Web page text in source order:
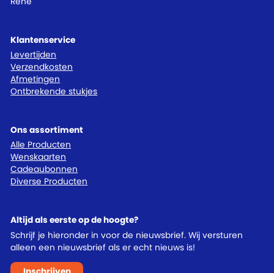
Klantenservice
Levertijden
Verzendkosten
Afmetingen
Ontbrekende stukjes
Ons assortiment
Alle Producten
Wenskaarten
Cadeaubonnen
Diverse Producten
Altijd als eerste op de hoogte?
Schrijf je hieronder in voor de nieuwsbrief. Wij versturen
alleen een nieuwsbrief als er echt nieuws is!